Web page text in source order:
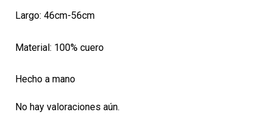
Largo: 46cm-56cm
Material: 100% cuero
Hecho a mano
No hay valoraciones aún.